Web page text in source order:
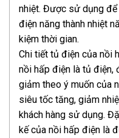
nhiệt. Được sử dụng
điện năng thành nhiệt
kiệm thời gian.
Chi tiết tủ điện của nồi
nồi hấp điện là tủ điện,
giảm theo ý muốn của
siêu tốc tăng, giảm
khách hàng sử dụng.
kế của nồi hấp điện là